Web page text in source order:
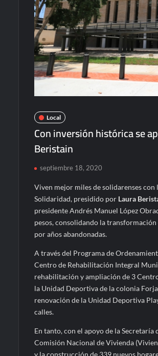
Local
Con inversión histórica se
Beristain
septiembre 18, 2020
Viven mejor miles de solidarenses
Solidaridad, presidido por Laura
presidente Andrés Manuel López
pesos, consolidando la
por años abandonadas.
A través del Programa de
Centro de Rehabilitación Integral
rehabilitación y ampliación de 3
la Unidad Deportiva de la colonia
renovación de la Unidad Deportiva
calles.
En tanto, con el apoyo de la
Comisión Nacional de Vivienda